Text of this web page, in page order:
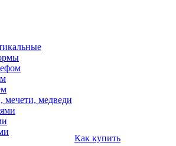
мечети, медведи
Как купить